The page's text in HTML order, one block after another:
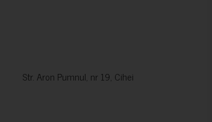
Aron Pumnul, nr 19, Cihei